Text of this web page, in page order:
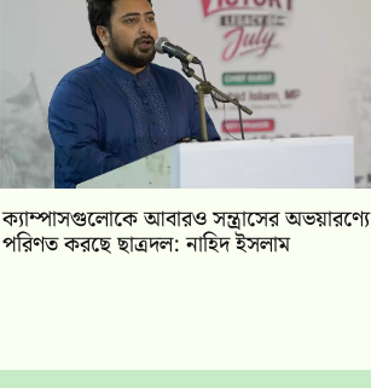
ক্যাম্পাসগুলোকে আবারও সন্ত্রাসের অভয়ারণ্যে
পরিণত করছে ছাত্রদল: নাহিদ ইসলাম